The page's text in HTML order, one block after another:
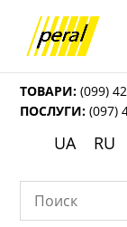
ТОВАРИ: (099)
ПОСЛУГИ: (097)
UA RU